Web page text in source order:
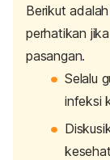
Berikut
perhatikan
pasangan.
Selalu
infeksi